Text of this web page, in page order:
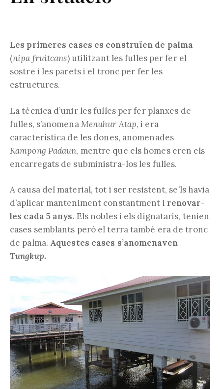
Les primeres cases es construïen de palma
(nipa fruitcans) utilitzant les fulles per fer el
sostre i les parets i el tronc per fer les
estructures.
La tècnica d’unir les fulles per fer planxes de
fulles, s’anomenaMenuhur Atap, i era
característica de les dones, anomenades
Kampong Padaun, mentre que els homes eren els
encarregats de subministra-los les fulles.
A causa del material, tot i ser resistent, se’ls havia
d’aplicar manteniment constantment i renovar-
les cada 5 anys. Els nobles i els dignataris, tenien
cases semblants però el terra també era de tronc
de palma. Aquestes cases s’anomenaven
Tungkup.